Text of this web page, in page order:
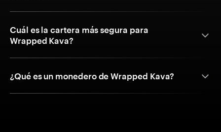
Cuál es la cartera más segura para
Wrapped Kava?
¿Qué es un monedero de Wrapped Kava?